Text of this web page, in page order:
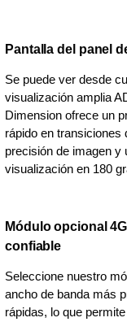
Pantalla del panel
Se puede ver desde
visualización amplia
Dimension ofrece un
rápido en transiciones
precisión de imagen y
visualización en 180
Módulo opcional
confiable
Seleccione nuestro
ancho de banda más
rápidas, lo que